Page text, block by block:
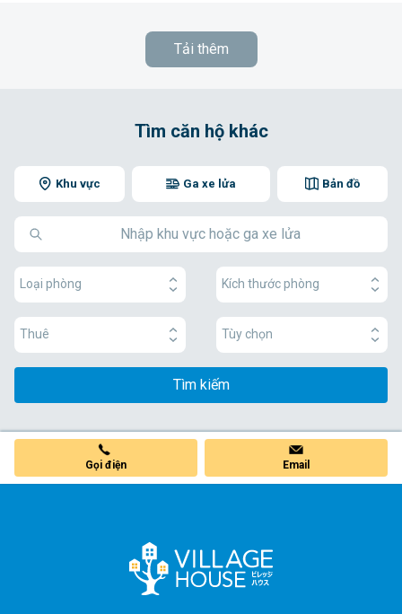
Tải thêm
Tìm căn hộ khác
Khu vực Bản đồ
Ga xe lửa
Loại phòng Kích thước phòng
Thuê Tùy chọn
Tìm kiếm
Gọi điện Email